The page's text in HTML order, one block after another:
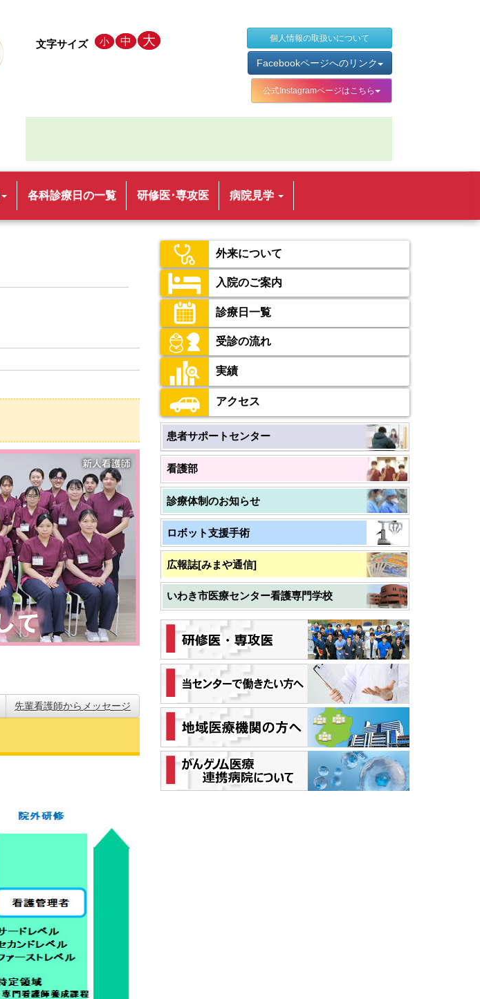
文字サイズ 小 中 大 個人情報の取扱いについて
Facebookページへのリンク
公式Instagramページはこちら
各科診療日の一覧 研修医･専攻医 病院見学
先輩看護師からメッセージ
外来について
入院のご案内
診療日一覧
受診の流れ
実績
アクセス
患者サポートセンター
看護部
診療体制のお知らせ
ロボット支援手術
広報誌[みまや通信]
いわき市医療センター看護専門学校